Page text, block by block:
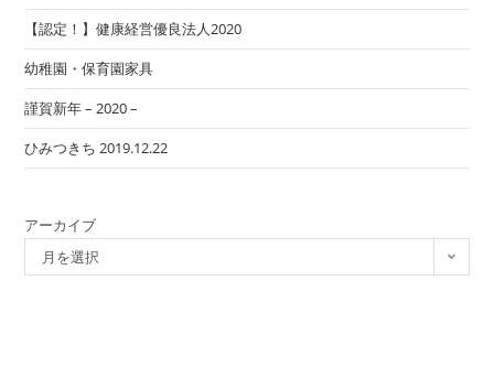
【認定！】健康経営優良法人2020
幼稚園・保育園家具
謹賀新年 – 2020 –
ひみつきち 2019.12.22
アーカイブ
月を選択